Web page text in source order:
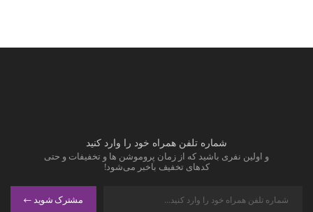
شماره تلفن همراه خود را وارد کنید
و اولین نفری باشید که از زمان پروموشن ها و تخفیفات و حتی
کدهای تخفیف باخبر می‌شود!
مشترک شوید